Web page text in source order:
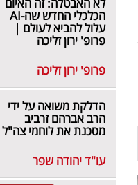
הכלכלי החדש שה-AI
עלול להביא לעולם |
פרופ' ירון זליכה
פרופ' ירון זליכה
הדלקת משואה על ידי
הרב אברהם זרביב
מסכנת את לוחמי צה"ל
עו"ד יהודה שפר